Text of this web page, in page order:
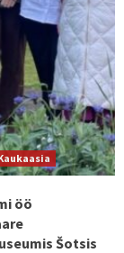
öö
Šotsis